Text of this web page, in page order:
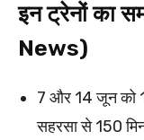
इन ट्रेनों का
News)
7 और 14 जून को
सहरसा से 150